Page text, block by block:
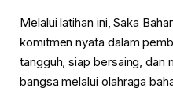
Melalui latihan ini, Saka
komitmen nyata dalam
tangguh, siap bersaing, dan
bangsa melalui olahraga